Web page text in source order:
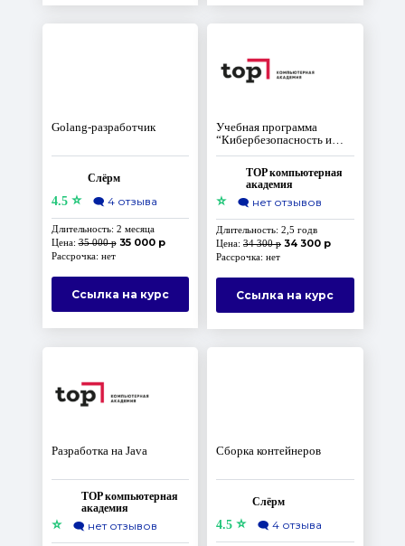
Golang-разработчик
Слёрм
4.5⭐ 🗨️ 4 отзыва
Длительность: 2 месяца
Цена:35 000 р 35 000 р
Рассрочка: нет
Ссылка на курс
Учебная программа
“Кибербезопасность и
Сетевые технологии”
TOP компьютерная
академия
⭐ 🗨️ нет отзывов
Длительность: 2,5 годв
Цена: 34 300 р 34 300 р
Рассрочка: нет
Ссылка на курс
Разработка на Java
TOP компьютерная
академия
⭐ 🗨️ нет отзывов
Сборка контейнеров
Слёрм
4.5 ⭐ 🗨️ 4 отзыва